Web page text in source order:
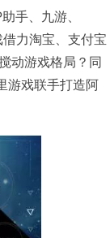
手、九游、
力淘宝、支付宝
动游戏格局？同
游戏联手打造阿